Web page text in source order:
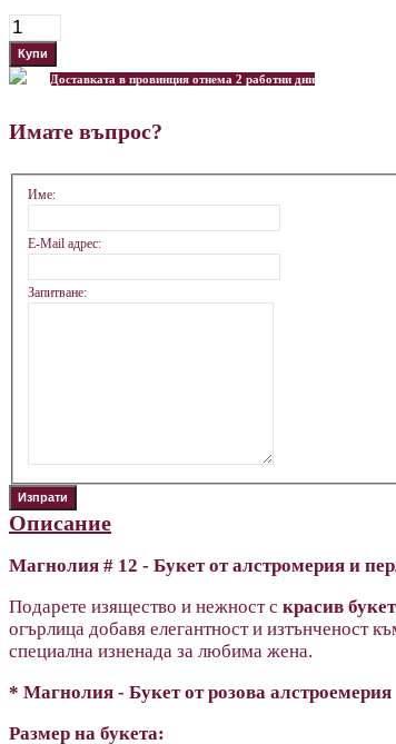
Доставката в провинция отнема 2 работни дни
Имате въпрос?
Име:
E-Mail адрес:
Запитване:
Описание
Магнолия # 12 - Букет от алстромерия и
Подарете изящество и нежност с красив
огърлица добавя елегантност и изтънченост
специална изненада за любима жена.
* Магнолия - Букет от розова алстроемерия
Размер на букета: